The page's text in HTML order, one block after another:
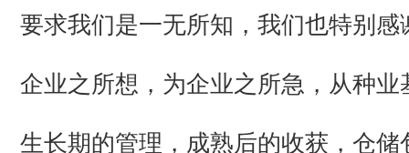
要求我们是一无所知，我们也特别感
企业之所想，为企业之所急，从种业
生长期的管理，成熟后的收获，仓储